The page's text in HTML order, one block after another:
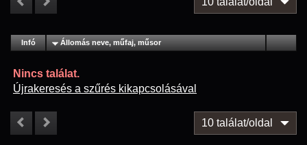
Infó Lejátszás
Állomás neve, műfaj, műsor
Nincs találat.
Újrakeresés a szűrés kikapcsolásával
10 találat/oldal